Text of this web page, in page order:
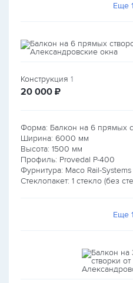
Еще 1
Конструкция 1
20 000 руб.
₽
Форма: Балкон на 6 прямых
Ширина: 6000 мм
Высота: 1500 мм
Профиль: Provedal P-400
Фурнитура: Maco Rail-Systems
Стеклопакет: 1 стекло (без
Еще 1